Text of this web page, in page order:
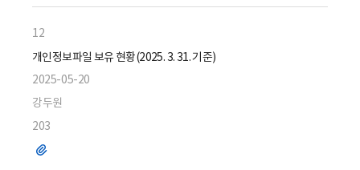
12
개인정보파일 보유 현황(2025. 3. 31. 기준)
2025-05-20
강두원
203
파